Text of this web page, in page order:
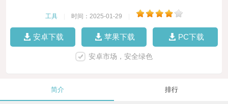
工具 时间：2025-01-29
安卓下载 苹果下载 PC下载
安卓市场，安全绿色
简介 排行